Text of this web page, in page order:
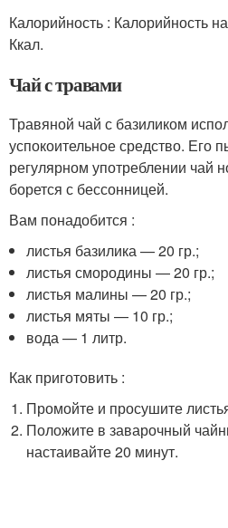
Калорийность : Калорийность
Ккал.
Чай с травами
Травяной чай с базиликом
успокоительное средство. Его
регулярном употреблении чай
борется с бессонницей.
Вам понадобится :
листья базилика — 20 гр.;
листья смородины — 20 гр.;
листья малины — 20 гр.;
листья мяты — 10 гр.;
вода — 1 литр.
Как приготовить :
Промойте и просушите
Положите в заварочный
настаивайте 20 минут.